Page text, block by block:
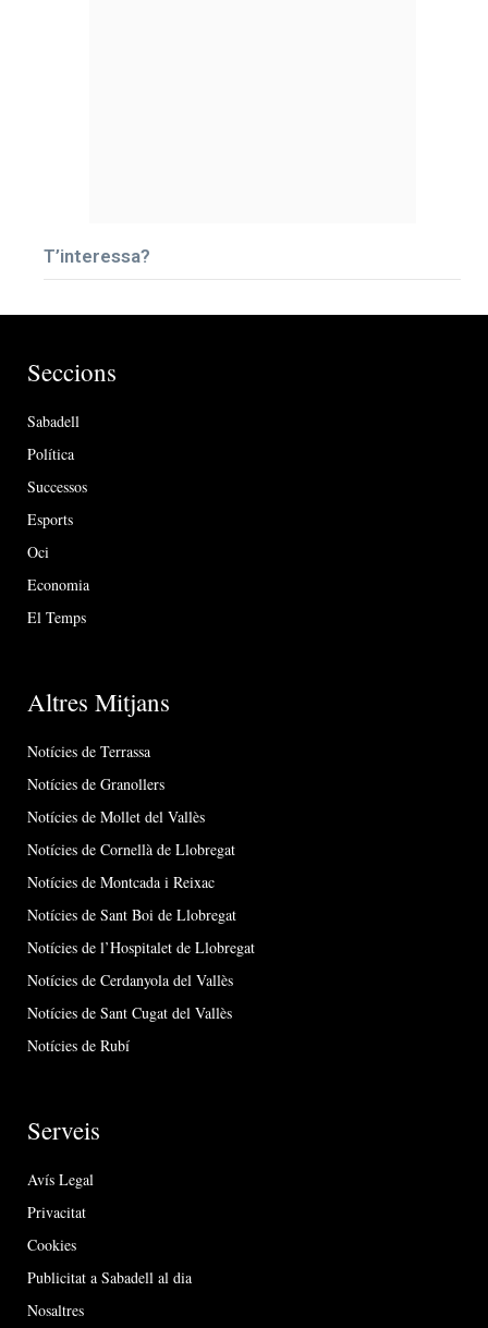
T’interessa?
Seccions
Sabadell
Política
Successos
Esports
Oci
Economia
El Temps
Altres Mitjans
Notícies de Terrassa
Notícies de Granollers
Notícies de Mollet del Vallès
Notícies de Cornellà de Llobregat
Notícies de Montcada i Reixac
Notícies de Sant Boi de Llobregat
Notícies de l’Hospitalet de Llobregat
Notícies de Cerdanyola del Vallès
Notícies de Sant Cugat del Vallès
Notícies de Rubí
Serveis
Avís Legal
Privacitat
Cookies
Publicitat a Sabadell al dia
Nosaltres